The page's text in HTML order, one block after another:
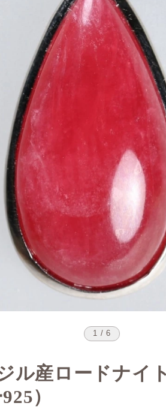
1 / 6
ル産ロードナイ
）